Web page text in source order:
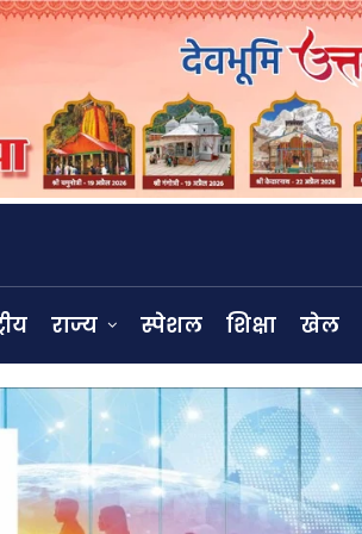
राज्य स्पेशल शिक्षा खेल